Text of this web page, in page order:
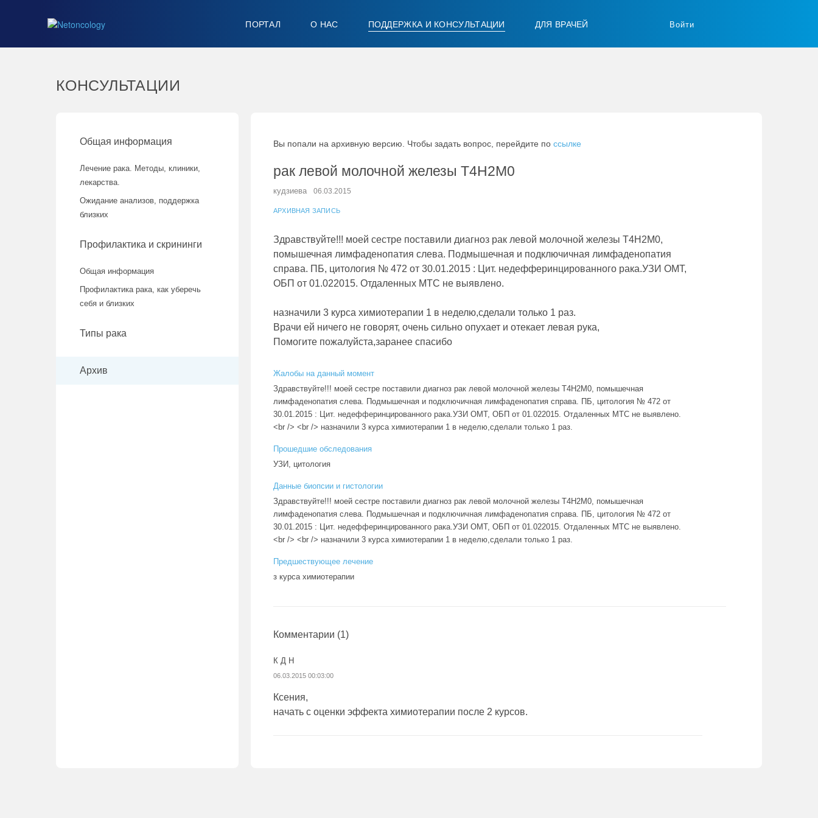
ПОРТАЛ О НАС ПОДДЕРЖКА И КОНСУЛЬТАЦИИ ДЛЯ ВРАЧЕЙ Войти
КОНСУЛЬТАЦИИ
Общая информация
Лечение рака. Методы, клиники,
лекарства.
Ожидание анализов, поддержка
близких
Профилактика и скрининги
Общая информация
Профилактика рака, как уберечь
себя и близких
Типы рака
Архив
Вы попали на архивную версию. Чтобы задать вопрос, перейдите по ссылке
рак левой молочной железы Т4Н2М0
кудзиева 06.03.2015
АРХИВНАЯ ЗАПИСЬ
Здравствуйте!!! моей сестре поставили диагноз рак левой молочной железы Т4Н2М0,
помышечная лимфаденопатия слева. Подмышечная и подключичная лимфаденопатия
справа. ПБ, цитология № 472 от 30.01.2015 : Цит. недефферинцированного рака.УЗИ ОМТ,
ОБП от 01.022015. Отдаленных МТС не выявлено.
назначили 3 курса химиотерапии 1 в неделю,сделали только 1 раз.
Врачи ей ничего не говорят, очень сильно опухает и отекает левая рука,
Помогите пожалуйста,заранее спасибо
Жалобы на данный момент
Здравствуйте!!! моей сестре поставили диагноз рак левой молочной железы Т4Н2М0, помышечная
лимфаденопатия слева. Подмышечная и подключичная лимфаденопатия справа. ПБ, цитология № 472 от
30.01.2015 : Цит. недефферинцированного рака.УЗИ ОМТ, ОБП от 01.022015. Отдаленных МТС не выявлено.
<br /> <br /> назначили 3 курса химиотерапии 1 в неделю,сделали только 1 раз.
Прошедшие обследования
УЗИ, цитология
Данные биопсии и гистологии
Здравствуйте!!! моей сестре поставили диагноз рак левой молочной железы Т4Н2М0, помышечная
лимфаденопатия слева. Подмышечная и подключичная лимфаденопатия справа. ПБ, цитология № 472 от
30.01.2015 : Цит. недефферинцированного рака.УЗИ ОМТ, ОБП от 01.022015. Отдаленных МТС не выявлено.
<br /> <br /> назначили 3 курса химиотерапии 1 в неделю,сделали только 1 раз.
Предшествующее лечение
з курса химиотерапии
Комментарии (1)
К Д Н
06.03.2015 00:03:00
Ксения,
начать с оценки эффекта химиотерапии после 2 курсов.